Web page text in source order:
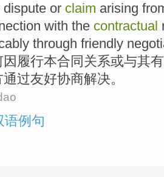
dispute or claim arising
with the contractual
through friendly
因 履行本合同 关系或与其
通过友好协商解决。
语例句